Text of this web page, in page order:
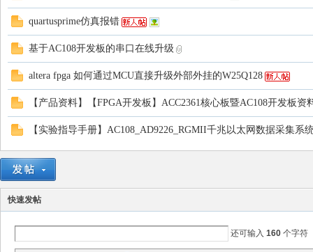
恒
quartusprime仿真报错
基于AC108开发板的串口在线升级
altera fpga 如何通过MCU直接升级外部外挂的W25Q128
【产品资料】【FPGA开发板】ACC2361核心板暨AC108开发板资
【实验指导手册】AC108_AD9226_RGMII千兆以太网数据采集系
快速发帖
还可输入 160 个字符